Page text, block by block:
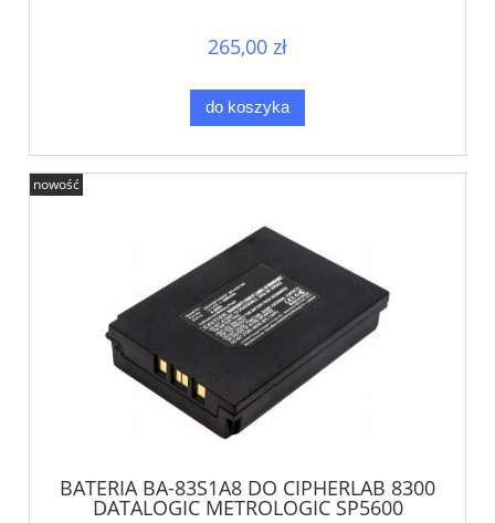
265,00 zł
do koszyka
BATERIA BA-83S1A8 DO CIPHERLAB 8300
DATALOGIC METROLOGIC SP5600
nowość